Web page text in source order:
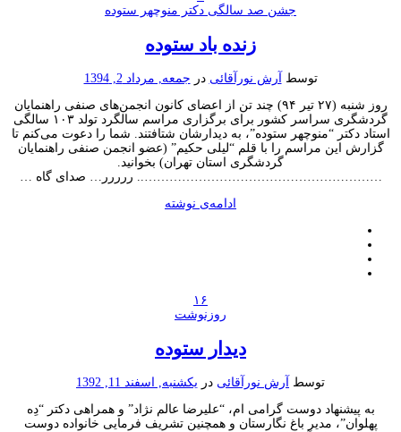
جشن صد سالگی دکتر منوچهر ستوده
زنده باد ستوده
توسطآرش نورآقائی در جمعه, مرداد 2, 1394
روز شنبه (۲۷ تیر ۹۴) چند تن از اعضای کانون انجمن‌های صنفی راهنمایان
گردشگری سراسر کشور برای برگزاری مراسم سالگرد تولد ۱۰۳ سالگی
استاد دکتر “منوچهر ستوده”، به دیدارشان شتافتند. شما را دعوت می‌کنم تا
گزارش این مراسم را با قلم “لیلی حکیم” (عضو انجمن صنفی راهنمایان
گردشگری استان تهران) بخوانید.
………………………………………………….. ررررر… صدای گاه …
ادامه‌ی نوشته
۱۶
روزنوشت
دیدار ستوده
توسطآرش نورآقائی در یکشنبه, اسفند 11, 1392
به پیشنهاد دوست گرامی ام، “علیرضا عالم نژاد” و همراهی دکتر “دِه
پهلوان”، مدیر باغ نگارستان و همچنین تشریف فرمایی خانواده دوست